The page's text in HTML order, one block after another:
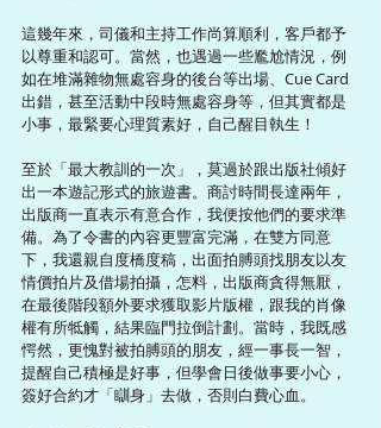
這幾年來，司儀和主持工作尚算順利，客戶都予
以尊重和認可。當然，也遇過一些尷尬情況，例
如在堆滿雜物無處容身的後台等出場、Cue Card
出錯，甚至活動中段時無處容身等，但其實都是
小事，最緊要心理質素好，自己醒目執生！
至於「最大教訓的一次」，莫過於跟出版社傾好
出一本遊記形式的旅遊書。商討時間長達兩年，
出版商一直表示有意合作，我便按他們的要求準
備。為了令書的內容更豐富完滿，在雙方同意
下，我還親自度橋度稿，出面拍膊頭找朋友以友
情價拍片及借場拍攝，怎料，出版商貪得無厭，
在最後階段額外要求獲取影片版權，跟我的肖像
權有所牴觸，結果臨門拉倒計劃。當時，我既感
愕然，更愧對被拍膊頭的朋友，經一事長一智，
提醒自己積極是好事，但學會日後做事要小心，
簽好合約才「瞓身」去做，否則白費心血。